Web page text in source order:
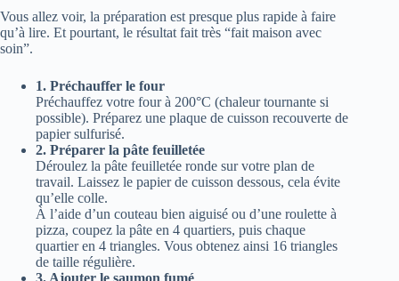
Vous allez voir, la préparation est presque plus rapide à faire
qu’à lire. Et pourtant, le résultat fait très “fait maison avec
soin”.
1. Préchauffer le four
Préchauffez votre four à 200°C (chaleur tournante si
possible). Préparez une plaque de cuisson recouverte de
papier sulfurisé.
2. Préparer la pâte feuilletée
Déroulez la pâte feuilletée ronde sur votre plan de
travail. Laissez le papier de cuisson dessous, cela évite
qu’elle colle.
À l’aide d’un couteau bien aiguisé ou d’une roulette à
pizza, coupez la pâte en 4 quartiers, puis chaque
quartier en 4 triangles. Vous obtenez ainsi 16 triangles
de taille régulière.
3. Ajouter le saumon fumé